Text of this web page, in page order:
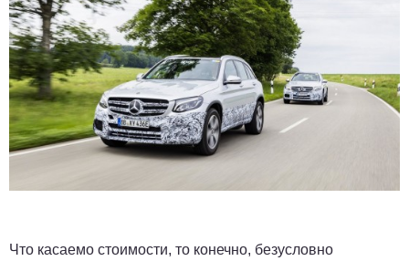
Что касаемо стоимости, то конечно, безусловно